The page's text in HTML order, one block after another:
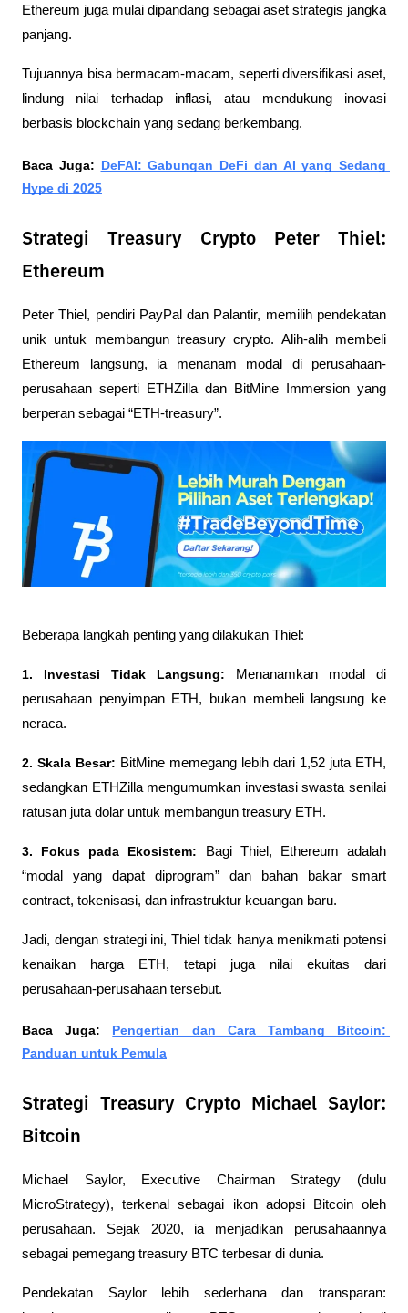
Ethereum juga mulai dipandang sebagai aset strategis jangka
panjang.
Tujuannya bisa bermacam-macam, seperti diversifikasi aset,
lindung nilai terhadap inflasi, atau mendukung inovasi
berbasis blockchain yang sedang berkembang.
Baca Juga: DeFAI: Gabungan DeFi dan AI yang Sedang
Hype di 2025
Strategi Treasury Crypto Peter Thiel:
Ethereum
Peter Thiel, pendiri PayPal dan Palantir, memilih pendekatan
unik untuk membangun treasury crypto. Alih-alih membeli
Ethereum langsung, ia menanam modal di perusahaan-
perusahaan seperti ETHZilla dan BitMine Immersion yang
berperan sebagai “ETH-treasury”.
Beberapa langkah penting yang dilakukan Thiel:
1. Investasi Tidak Langsung: Menanamkan modal di
perusahaan penyimpan ETH, bukan membeli langsung ke
neraca.
2. Skala Besar: BitMine memegang lebih dari 1,52 juta ETH,
sedangkan ETHZilla mengumumkan investasi swasta senilai
ratusan juta dolar untuk membangun treasury ETH.
3. Fokus pada Ekosistem: Bagi Thiel, Ethereum adalah
“modal yang dapat diprogram” dan bahan bakar smart
contract, tokenisasi, dan infrastruktur keuangan baru.
Jadi, dengan strategi ini, Thiel tidak hanya menikmati potensi
kenaikan harga ETH, tetapi juga nilai ekuitas dari
perusahaan-perusahaan tersebut.
Baca Juga: Pengertian dan Cara Tambang Bitcoin:
Panduan untuk Pemula
Strategi Treasury Crypto Michael Saylor:
Bitcoin
Michael Saylor, Executive Chairman Strategy (dulu
MicroStrategy), terkenal sebagai ikon adopsi Bitcoin oleh
perusahaan. Sejak 2020, ia menjadikan perusahaannya
sebagai pemegang treasury BTC terbesar di dunia.
Pendekatan Saylor lebih sederhana dan transparan: